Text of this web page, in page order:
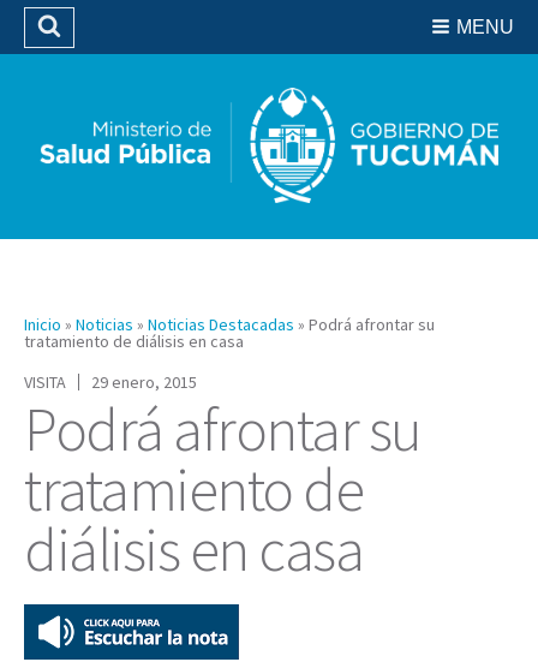
Biblioteca
MENU
Buscar
Inicio » Noticias » Noticias Destacadas » Podrá afrontar su
tratamiento de diálisis en casa
VISITA
29 enero, 2015
Podrá afrontar su
tratamiento de
diálisis en casa